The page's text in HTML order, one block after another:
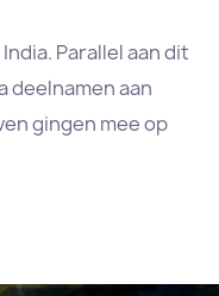
Parallel aan dit
deelnamen aan
gingen mee op